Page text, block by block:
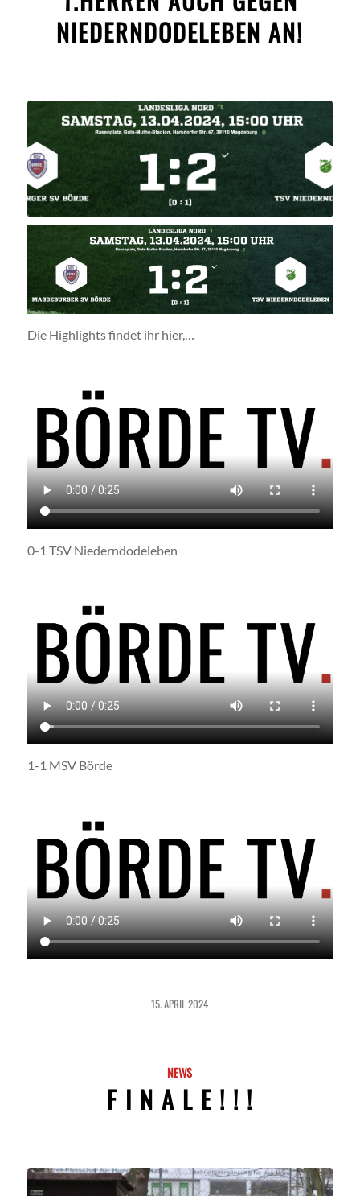
NIEDERNDODELEBEN AN!
Die Highlights findet ihr hier,…
0-1 TSV Niederndodeleben
1-1 MSV Börde
15. APRIL 2024
NEWS
F I N A L E ! ! !